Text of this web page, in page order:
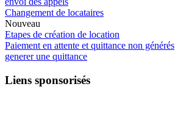
Changement de locataires
Nouveau
Etapes de création de location
Paiement en attente et quittance non générés
generer une quittance
Liens sponsorisés